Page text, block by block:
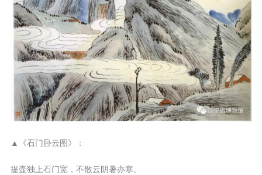
▲《石门卧云图》：
提壶独上石门宽，不散云阴暑亦寒。